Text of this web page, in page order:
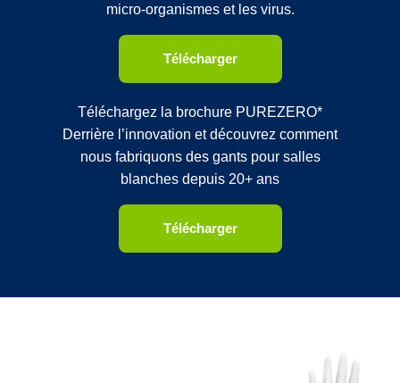
micro-organismes et les virus.
Télécharger
Téléchargez la brochure PUREZERO*
Derrière l’innovation et découvrez comment
nous fabriquons des gants pour salles
blanches depuis 20+ ans
Télécharger